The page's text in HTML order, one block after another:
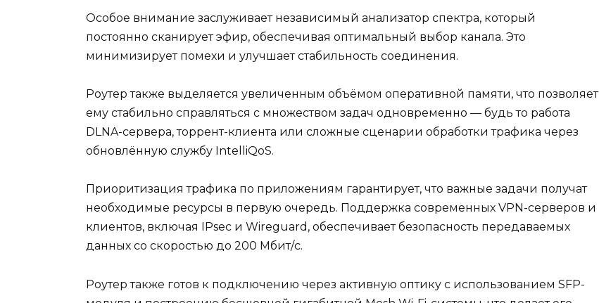
Особое внимание заслуживает независимый анализатор спектра, который
постоянно сканирует эфир, обеспечивая оптимальный выбор канала. Это
минимизирует помехи и улучшает стабильность соединения.
Роутер также выделяется увеличенным объёмом оперативной памяти, что позволяет
ему стабильно справляться с множеством задач одновременно — будь то работа
DLNA-сервера, торрент-клиента или сложные сценарии обработки трафика через
обновлённую службу IntelliQoS.
Приоритизация трафика по приложениям гарантирует, что важные задачи получат
необходимые ресурсы в первую очередь. Поддержка современных VPN-серверов и
клиентов, включая IPsec и Wireguard, обеспечивает безопасность передаваемых
данных со скоростью до 200 Мбит/с.
Роутер также готов к подключению через активную оптику с использованием SFP-